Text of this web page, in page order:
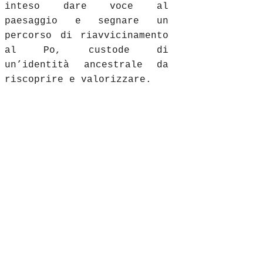
inteso dare voce al
paesaggio e segnare un
percorso di riavvicinamento
al Po, custode di
un’identità ancestrale da
riscoprire e valorizzare.